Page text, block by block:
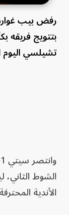
رفض بيب
بتتويج فريقه
تشيلسي
الشوط
الأندية